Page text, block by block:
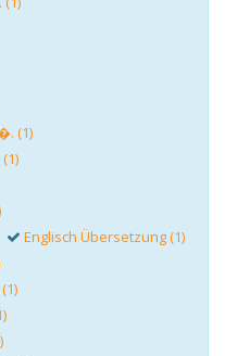
(1)
Englisch Übersetzung (1)